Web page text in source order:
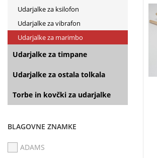
Udarjalke za ksilofon
Udarjalke za vibrafon
Udarjalke za marimbo
Udarjalke za timpane
Udarjalke za ostala tolkala
Torbe in kovčki za udarjalke
BLAGOVNE ZNAMKE
ADAMS